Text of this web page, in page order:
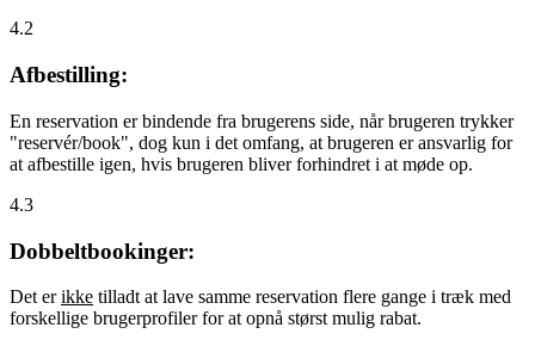
4.2
Afbestilling:
En reservation er bindende fra brugerens side, når brugeren trykker
"reservér/book", dog kun i det omfang, at brugeren er ansvarlig for
at afbestille igen, hvis brugeren bliver forhindret i at møde op.
4.3
Dobbeltbookinger:
Det erikke tilladt at lave samme reservation flere gange i træk med
forskellige brugerprofiler for at opnå størst mulig rabat.